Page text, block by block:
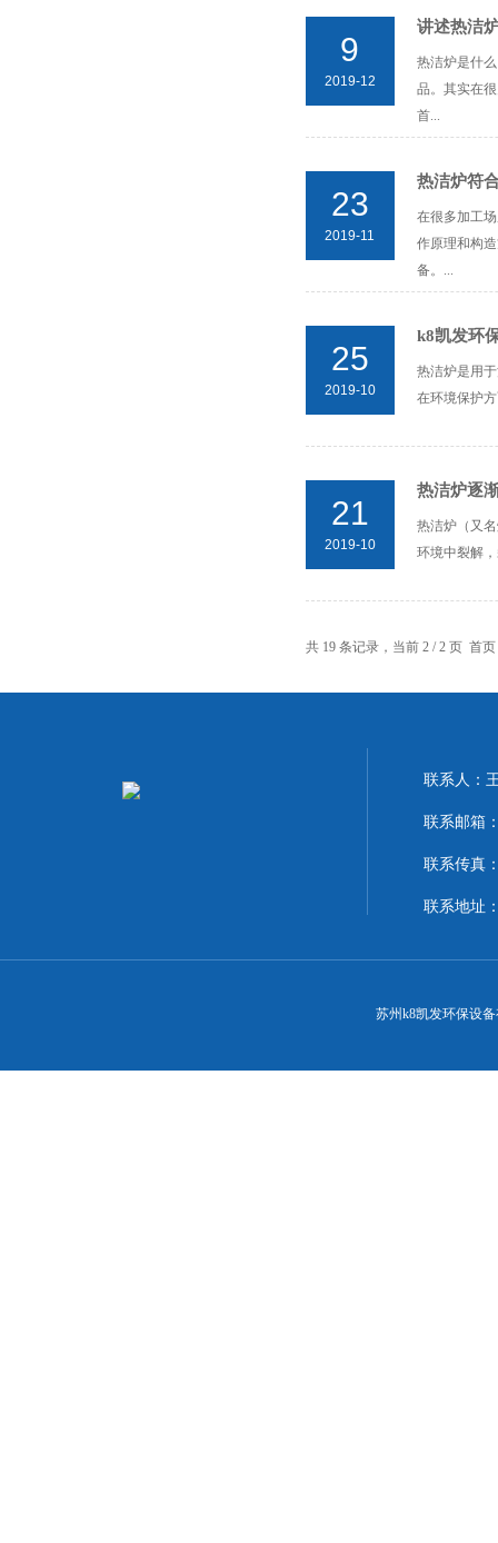
9
2019-12
讲述热洁
热洁炉是什
品。其实在
首...
23
2019-11
热洁炉符
在很多加工
作原理和构
备。...
25
2019-10
k8凯发环
热洁炉是用
在环境保护
21
2019-10
热洁炉逐
热洁炉（又
环境中裂解
共 19 条记录，当前 2 / 2 页 首页
联系人：
联系邮箱
联系传真
联系地址
苏州k8凯发环保